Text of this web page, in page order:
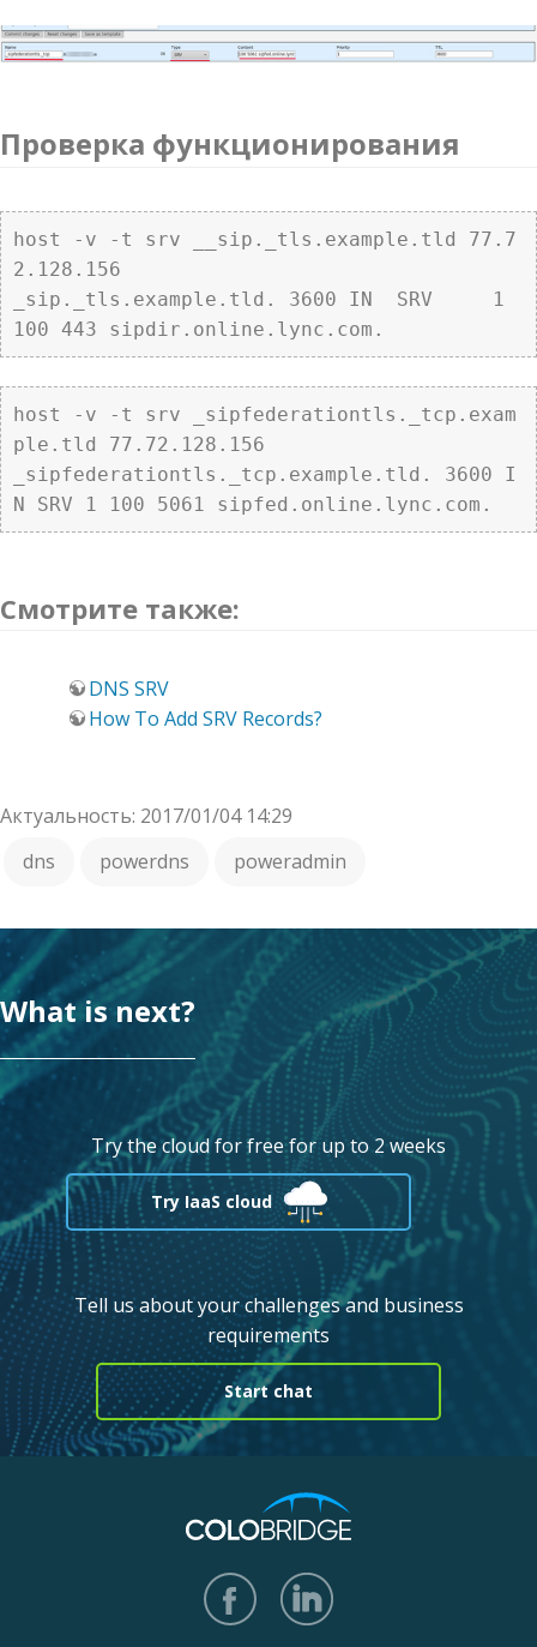
Проверка функционирования
host -v -t srv __sip._tls.example.tld 77.7
2.128.156
_sip._tls.example.tld. 3600 IN	SRV	1
100 443 sipdir.online.lync.com.
host -v -t srv _sipfederationtls._tcp.exam
ple.tld 77.72.128.156
_sipfederationtls._tcp.example.tld. 3600 I
N SRV 1 100 5061 sipfed.online.lync.com.
Смотрите также:
DNS SRV
How To Add SRV Records?
Актуальность: 2017/01/04 14:29
dns
powerdns poweradmin
What is next?
Try the cloud for free for up to 2 weeks
Try IaaS cloud
Tell us about your challenges and business
requirements
Start chat